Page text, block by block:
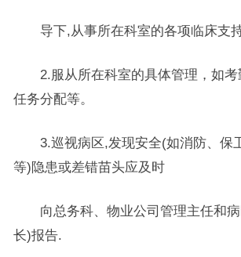
导下,从事所在科室的各项临床支持
2.服从所在科室的具体管理，如考
任务分配等。
3.巡视病区,发现安全(如消防、保
等)隐患或差错苗头应及时
向总务科、物业公司管理主任和病
长)报告.